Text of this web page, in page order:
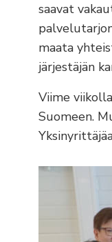
saavat
maata
järjestäjän
Viime
Suomeen.